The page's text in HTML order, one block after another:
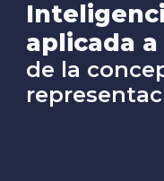
aplicada
de la